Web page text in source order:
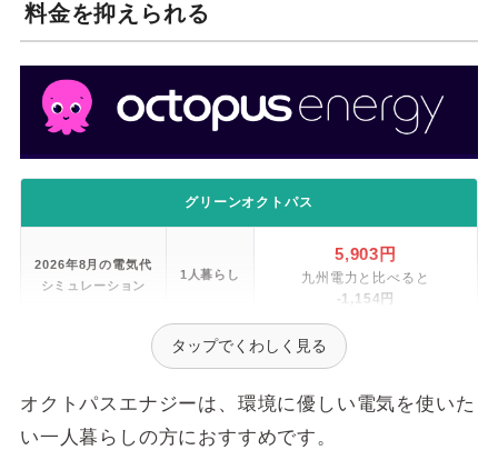
料金を抑えられる
グリーンオクトパス
2026年8月の電気代
シミュレーション
1人暮らし
5,903円
九州電力と比べると
-1,154円
1人暮らし
60,793円
九州電力と比べると
-5,316円
タップでくわしく見る
オクトパスエナジーは、環境に優しい電気を使いた
い一人暮らしの方におすすめです。